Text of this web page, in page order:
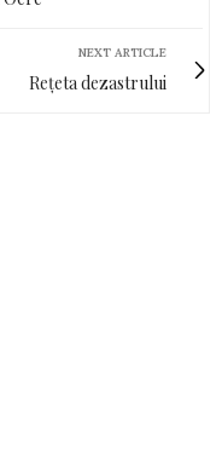
NEXT ARTICLE
Rețeta dezastrului